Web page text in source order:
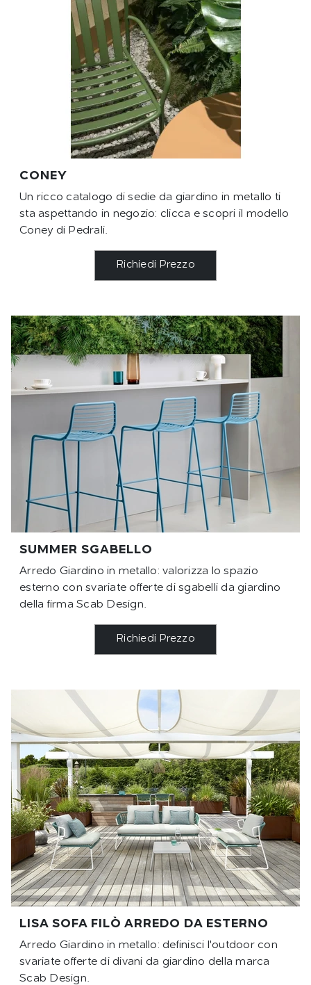
CONEY
Un ricco catalogo di sedie da giardino in metallo ti
sta aspettando in negozio: clicca e scopri il modello
Coney di Pedrali.
Richiedi Prezzo
SUMMER SGABELLO
Arredo Giardino in metallo: valorizza lo spazio
esterno con svariate offerte di sgabelli da giardino
della firma Scab Design.
Richiedi Prezzo
LISA SOFA FILÒ ARREDO DA ESTERNO
Arredo Giardino in metallo: definisci l'outdoor con
svariate offerte di divani da giardino della marca
Scab Design.